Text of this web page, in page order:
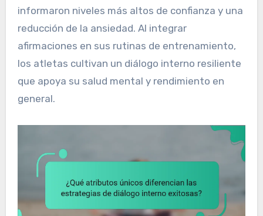
informaron niveles más altos de confianza y una
reducción de la ansiedad. Al integrar
afirmaciones en sus rutinas de entrenamiento,
los atletas cultivan un diálogo interno resiliente
que apoya su salud mental y rendimiento en
general.